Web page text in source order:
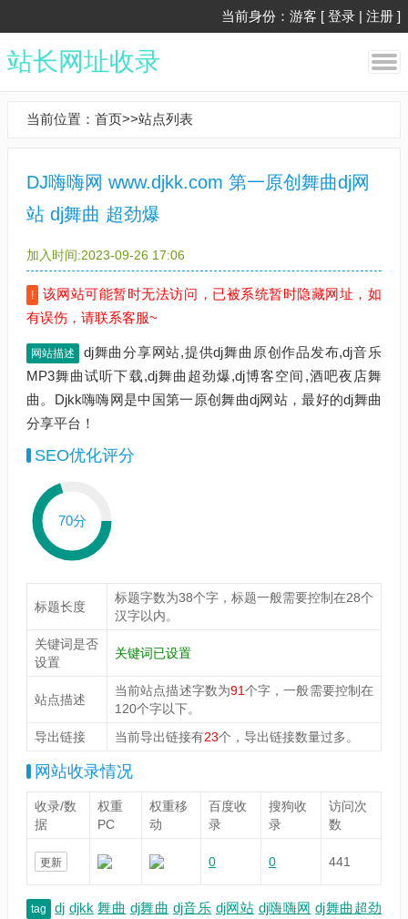
当前身份：游客 [ 登录 | 注册 ]
站长网址收录
当前位置： 首页>>站点列表
DJ嗨嗨网 www.djkk.com 第一原创舞曲dj网
站 dj舞曲 超劲爆
加入时间:2023-09-26 17:06
!
该网站可能暂时无法访问，已被系统暂时隐藏网址，如
有误伤，请联系客服~
网站描述
dj舞曲分享网站,提供dj舞曲原创作品发布,dj音乐
MP3舞曲试听下载,dj舞曲超劲爆,dj博客空间,酒吧夜店舞
曲。Djkk嗨嗨网是中国第一原创舞曲dj网站，最好的dj舞曲
分享平台！
SEO优化评分
70分
标题长度
标题字数为38个字，标题一般需要控制在28个
汉字以内。
关键词是否
设置
关键词已设置
站点描述
当前站点描述字数为91个字，一般需要控制在
120个字以下。
导出链接
当前导出链接有23个，导出链接数量过多。
网站收录情况
收录/数
据
权重
PC
权重移
动
百度收
录
搜狗收
录
访问次
数
更新 0 0 441
tag dj djkk 舞曲 dj舞曲 dj音乐 dj网站 dj嗨嗨网 dj舞曲超劲